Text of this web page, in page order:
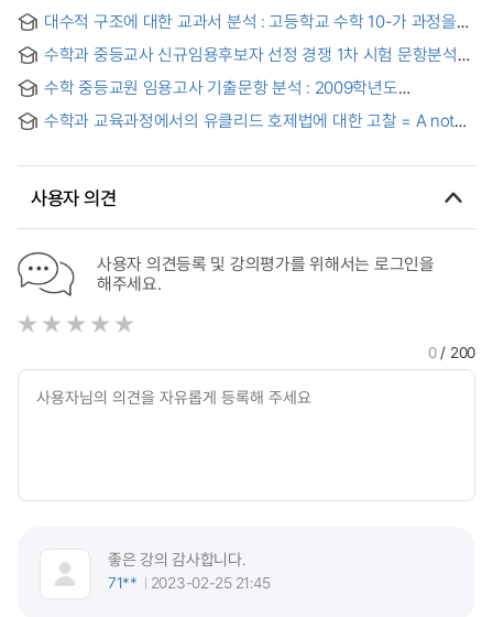
대수적 구조에 대한 교과서 분석 : 고등학교 수학 10-가 과정을
수학과 중등교사 신규임용후보자 선정 경쟁 1차 시험 문항분석에
수학 중등교원 임용고사 기출문항 분석 : 2009학년도
수학과 교육과정에서의 유클리드 호제법에 대한 고찰 = A note
사용자 의견
사용자 의견등록 및 강의평가를 위해서는 로그인을
해주세요.
0/ 200
좋은 강의 감사합니다.
71**
2023-02-25 21:45